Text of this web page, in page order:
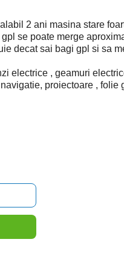
2 ani masina stare
se poate merge
decat sai bagi gpl si sa
electrice , geamuri
proiectoare , folie